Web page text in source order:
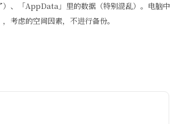
）、「AppData」里的数据（特别混乱）。电脑中
考虑的空间因素，不进行备份。